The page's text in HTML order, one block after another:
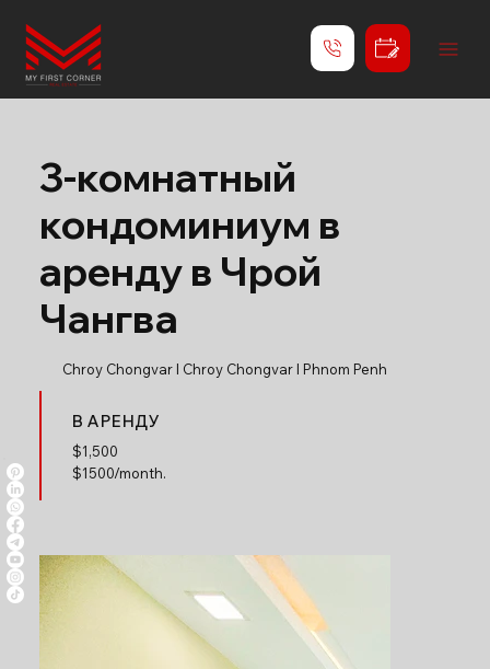
3-комнатный
кондоминиум в
аренду в Чрой
Чангва
Chroy Chongvar l Chroy Chongvar l Phnom Penh
В АРЕНДУ
$1,500
$1500/month.